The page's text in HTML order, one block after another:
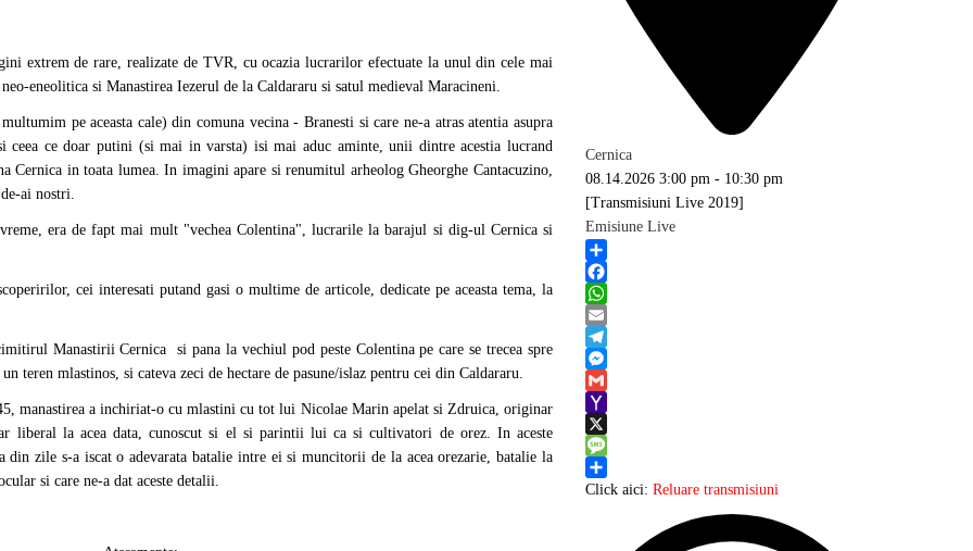
extrem de rare, realizate de TVR, cu ocazia lucrarilor efectuate la unul din cele mai
eneolitica si Manastirea Iezerul de la Caldararu si satul medieval Maracineni.
pe aceasta cale) din comuna vecina - Branesti si care ne-a atras atentia asupra
ceea ce doar putini (si mai in varsta) isi mai aduc aminte, unii dintre acestia lucrand
Cernica in toata lumea. In imagini apare si renumitul arheolog Gheorghe Cantacuzino,
ai nostri.
era de fapt mai mult "vechea Colentina", lucrarile la barajul si dig-ul Cernica si
cei interesati putand gasi o multime de articole, dedicate pe aceasta tema, la
Manastirii Cernica si pana la vechiul pod peste Colentina pe care se trecea spre
mlastinos, si cateva zeci de hectare de pasune/islaz pentru cei din Caldararu.
manastirea a inchiriat-o cu mlastini cu tot lui Nicolae Marin apelat si Zdruica, originar
liberal la acea data, cunoscut si el si parintii lui ca si cultivatori de orez. In aceste
zile s-a iscat o adevarata batalie intre ei si muncitorii de la acea orezarie, batalie la
si care ne-a dat aceste detalii.
Cernica
08.14.2026 3:00 pm - 10:30 pm
[Transmisiuni Live 2019]
Emisiune Live
Share
Facebook
WhatsApp
Email
Telegram
Messenger
Gmail
Yahoo
Mail
X
Message
Share
Click aici: Reluare transmisiuni